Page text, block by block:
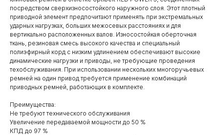
посредством сверхизносостойкого наружного слоя. Этот плотный
приводной элемент предпочитают применять при экстремальных
ударных нагрузках, больших межосевых расстояниях и для
вертикально расположенных валов. Износостойкая оберточная
ткань, резиновая смесь высокого качества и специальный
полиэфирный корд с низким удлинением обеспечивают высокие
динамические нагрузки и приводы, не требующие проведения
техобслуживания. При использовании нескольких многоручьевых
ремней на один привод требуется применение комбинаций
приводных ремней, работающих в комплекте.
Преимущества:
Не требуют технического обслуживания
Увеличение передаваемой мощности до 50 %
КПД до 97 %